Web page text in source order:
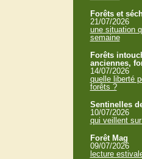
Forêts et
21/07/2026
une situation
semaine
Forêts
anciennes,
14/07/2026
quelle liberté
forêts ?
Sentinelles
10/07/2026
qui veillent
Forêt Mag
09/07/2026
lecture